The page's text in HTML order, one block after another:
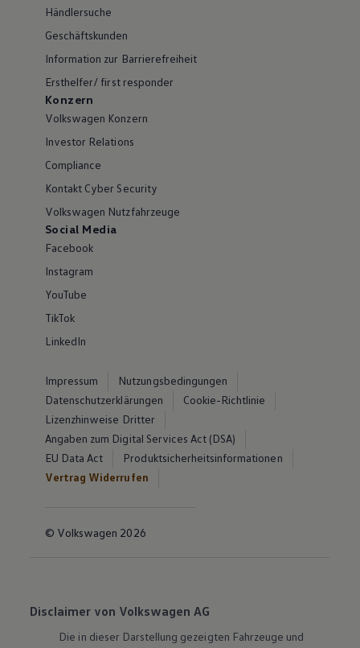
Händlersuche
Geschäftskunden
Information zur Barrierefreiheit
Ersthelfer/ first responder
Konzern
Volkswagen Konzern
Investor Relations
Compliance
Kontakt Cyber Security
Volkswagen Nutzfahrzeuge
Social Media
Facebook
Instagram
YouTube
TikTok
LinkedIn
Impressum
Nutzungsbedingungen
Datenschutzerklärungen
Cookie-Richtlinie
Lizenzhinweise Dritter
Angaben zum Digital Services Act (DSA)
EU Data Act
Produktsicherheitsinformationen
Vertrag Widerrufen
© Volkswagen 2026
Disclaimer von Volkswagen AG
Die in dieser Darstellung gezeigten Fahrzeuge und